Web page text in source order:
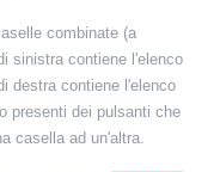
combinate (a
sinistra contiene l'elenco
destra contiene l'elenco
presenti dei pulsanti che
casella ad un'altra.